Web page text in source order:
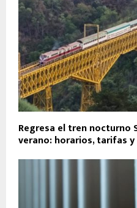
Regresa el tren nocturno
verano: horarios, tarifas